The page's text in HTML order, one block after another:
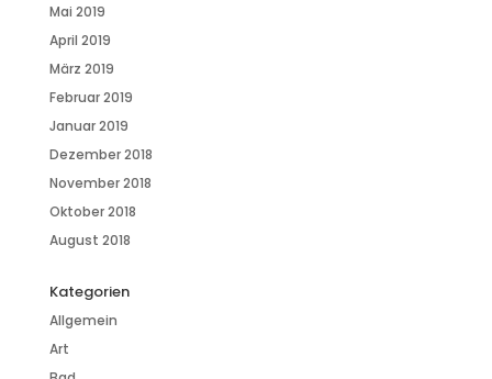
Mai 2019
April 2019
März 2019
Februar 2019
Januar 2019
Dezember 2018
November 2018
Oktober 2018
August 2018
Kategorien
Allgemein
Art